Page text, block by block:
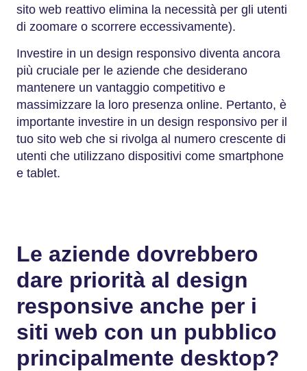
sito web reattivo elimina la necessità per gli utenti
di zoomare o scorrere eccessivamente).
Investire in un design responsivo diventa ancora
più cruciale per le aziende che desiderano
mantenere un vantaggio competitivo e
massimizzare la loro presenza online. Pertanto, è
importante investire in un design responsivo per il
tuo sito web che si rivolga al numero crescente di
utenti che utilizzano dispositivi come smartphone
e tablet.
Le aziende dovrebbero
dare priorità al design
responsive anche per i
siti web con un pubblico
principalmente desktop?